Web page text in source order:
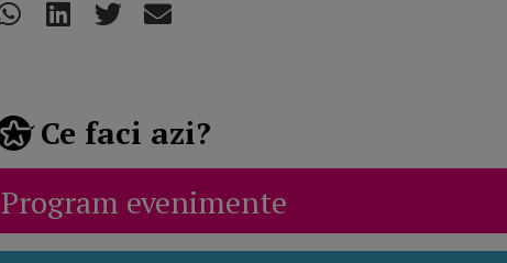
Ce faci azi?
Program evenimente